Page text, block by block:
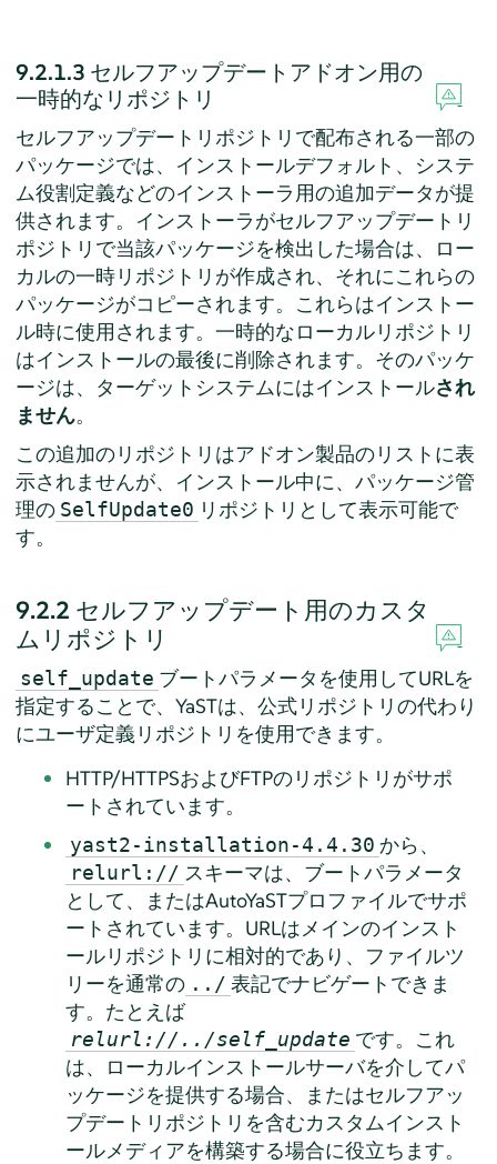
9.2.1.3 セルフアップデートアドオン用の
一時的なリポジトリ
セルフアップデートリポジトリで配布される一部の
パッケージでは、インストールデフォルト、システ
ム役割定義などのインストーラ用の追加データが提
供されます。インストーラがセルフアップデートリ
ポジトリで当該パッケージを検出した場合は、ロー
カルの一時リポジトリが作成され、それにこれらの
パッケージがコピーされます。これらはインストー
ル時に使用されます。一時的なローカルリポジトリ
はインストールの最後に削除されます。そのパッケ
ージは、ターゲットシステムにはインストールされ
ません。
この追加のリポジトリはアドオン製品のリストに表
示されませんが、インストール中に、パッケージ管
理の SelfUpdate0 リポジトリとして表示可能で
す。
9.2.2 セルフアップデート用のカスタ
ムリポジトリ
self_update ブートパラメータを使用してURLを
指定することで、YaSTは、公式リポジトリの代わり
にユーザ定義リポジトリを使用できます。
HTTP/HTTPSおよびFTPのリポジトリがサポ
ートされています。
yast2-installation-4.4.30 から、
relurl:// スキーマは、ブートパラメータ
として、またはAutoYaSTプロファイルでサポ
ートされています。URLはメインのインスト
ールリポジトリに相対的であり、ファイルツ
リーを通常の ../ 表記でナビゲートできま
す。たとえば
relurl://../self_update です。これ
は、ローカルインストールサーバを介してパ
ッケージを提供する場合、またはセルフアッ
プデートリポジトリを含むカスタムインスト
ールメディアを構築する場合に役立ちます。